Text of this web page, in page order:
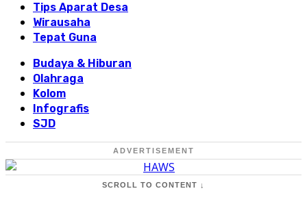
Tips Aparat Desa
Wirausaha
Tepat Guna
Budaya & Hiburan
Olahraga
Kolom
Infografis
SJD
ADVERTISEMENT
SCROLL TO CONTENT ↓